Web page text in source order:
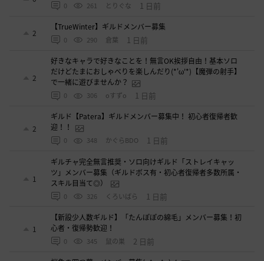
0 261 とりぐな 1 日前
2
【TrueWinter】ギルドメンバー募集
0 290 倉葉 1 日前
2
好きなキャラで好きなことを！無言OK挨拶自由！基本ソロ
だけどたまにおしゃべりを楽しんだり(*'ω'*)【魔弾の射手】
で一緒に遊びませんか？
0 306 oすずo 1 日前
2
ギルド【Patera】ギルドメンバー募集中！ 初心者復帰者歓
迎！！
0 348 かぐらBDO 1 日前
1
ギルチャ完全無言推奨・ソロ向けギルド「ストレイキャッ
ツ」メンバー募集（ギルドボス有・初心者復帰者多数所属・
スキル目当て◎）
0 326 くろいばら 1 日前
1
【新設少人数ギルド】「たんぽぽの綿毛」メンバー募集！初
心者・復帰勢歓迎！
0 345 鼠の巣 2 日前